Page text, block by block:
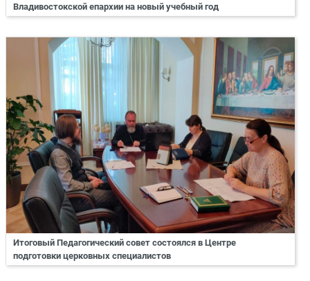
Владивостокской епархии на новый учебный год
Итоговый Педагогический совет состоялся в Центре
подготовки церковных специалистов